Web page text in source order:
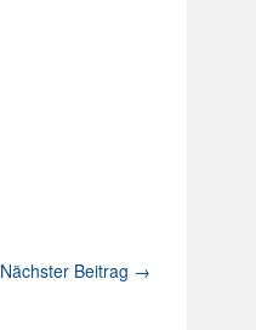
Nächster Beitrag →